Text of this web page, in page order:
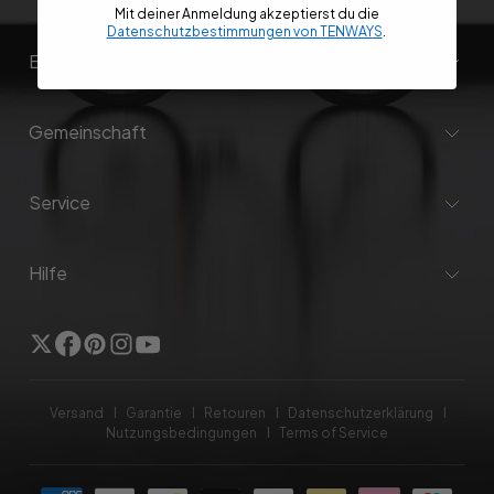
Entdecken
Gemeinschaft
Service
Hilfe
TwitterFacebook
Pinterest
Instagram
Youtube
Versand Garantie Retouren
Datenschutzerklärung
Nutzungsbedingungen
Terms of Service
Mit deiner Anmeldung akzeptierst du die
Datenschutzbestimmungen von TENWAYS